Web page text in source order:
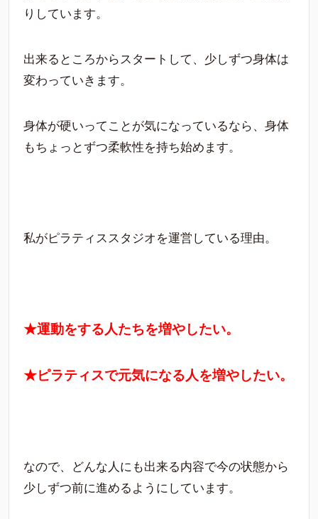
りしています。
出来るところからスタートして、少しずつ身体は
変わっていきます。
身体が硬いってことが気になっているなら、身体
もちょっとずつ柔軟性を持ち始めます。
私がピラティススタジオを運営している理由。
★運動をする人たちを増やしたい。
★ピラティスで元気になる人を増やしたい。
なので、どんな人にも出来る内容で今の状態から
少しずつ前に進めるようにしています。